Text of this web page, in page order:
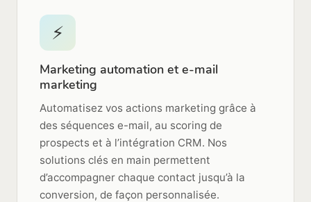
⚡
Marketing automation et e-mail
marketing
Automatisez vos actions marketing grâce à
des séquences e-mail, au scoring de
prospects et à l’intégration CRM. Nos
solutions clés en main permettent
d’accompagner chaque contact jusqu’à la
conversion, de façon personnalisée.